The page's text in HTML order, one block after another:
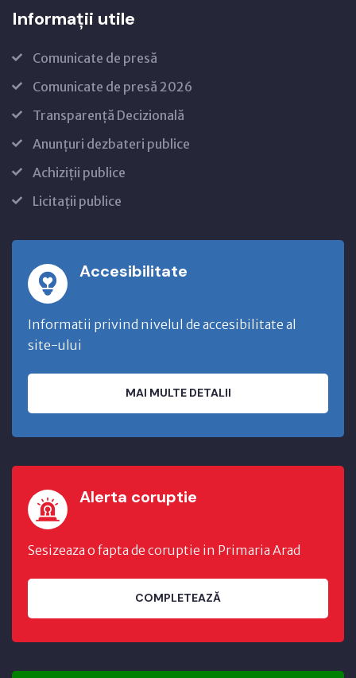
Informații utile
Comunicate de presă
Comunicate de presă 2026
Transparență Decizională
Anunțuri dezbateri publice
Achiziții publice
Licitații publice
Accesibilitate
Informatii privind nivelul de accesibilitate al
site-ului
MAI MULTE DETALII
Alerta coruptie
Sesizeaza o fapta de coruptie in Primaria Arad
COMPLETEAZĂ